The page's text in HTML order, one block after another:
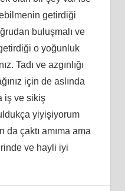
getirdiği
buluşmalı ve
o yoğunluk
Tadı ve azgınlığı
için de aslında
iş ve sikiş
yiyişiyorum
da çaktı amıma ama
ve hayli iyi